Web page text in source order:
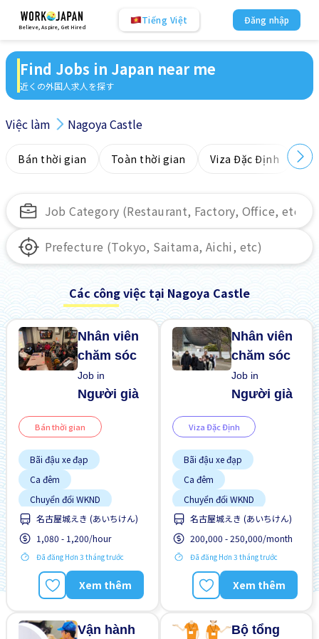
Believe, Aspire, Get Hired
Tiếng Việt Đăng nhập
Find Jobs in Japan near me
近くの外国人求人を探す
Việc làm Nagoya Castle
Bán thời gian Toàn thời gian Viza Đặc Định
Các công việc tại Nagoya Castle
Nhân viên
chăm sóc
Job in
Người già
Bán thời gian
Bãi đậu xe đạp
Ca đêm
Chuyển đổi WKND
Cơ hội nhận việc làm toàn
thời gian
Cơ hội thăng tiến
Giao dịch đã thanh toán
Không cần kinh nghiệm
Nâng cao
Ưu tiên nữ giới
名古屋城えき (あいちけん)
1,080 - 1,200/hour
Đã đăng Hơn 3 tháng trước
Xem thêm
Nhân viên
chăm sóc
Job in
Người già
Viza Đặc Định
Bãi đậu xe đạp
Ca đêm
Chuyển đổi WKND
Có chỗ ở lại
Cơ hội nhận việc làm toàn
thời gian
Cơ hội thăng tiến
Giao dịch đã thanh toán
Không cần kinh nghiệm
một phần
名古屋城えき (あいちけん)
200,000 - 250,000/month
Đã đăng Hơn 3 tháng trước
Xem thêm
Vận hành
Bộ tổng